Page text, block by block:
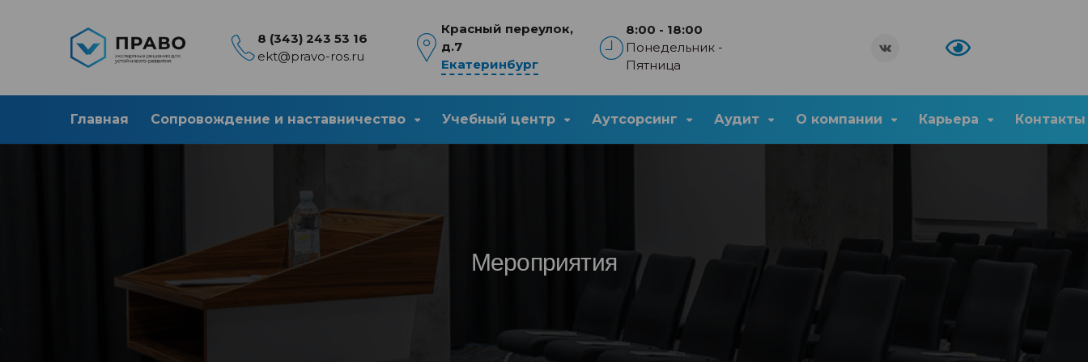
8 (343) 243 53 16
ekt@pravo-ros.ru
Красный переулок,
д.7
Екатеринбург
8:00 - 18:00
Понедельник -
Пятница
Главная Сопровождение и наставничество Учебный центр Аутсорсинг Аудит О компании Карьера Контакты
Мероприятия